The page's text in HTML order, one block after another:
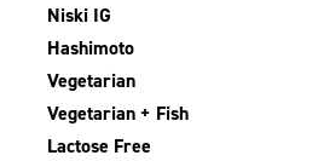
Niski IG
Hashimoto
Vegetarian
Vegetarian + Fish
Lactose Free